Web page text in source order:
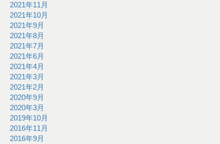
2021年11月
2021年10月
2021年9月
2021年8月
2021年7月
2021年6月
2021年4月
2021年3月
2021年2月
2020年9月
2020年3月
2019年10月
2016年11月
2016年9月